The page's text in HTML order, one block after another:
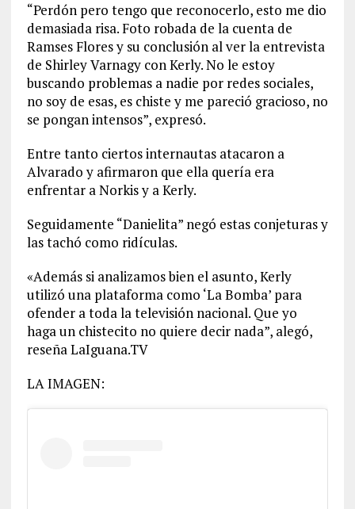
“Perdón pero tengo que reconocerlo, esto me dio
demasiada risa. Foto robada de la cuenta de
Ramses Flores y su conclusión al ver la entrevista
de Shirley Varnagy con Kerly. No le estoy
buscando problemas a nadie por redes sociales,
no soy de esas, es chiste y me pareció gracioso, no
se pongan intensos”, expresó.
Entre tanto ciertos internautas atacaron a
Alvarado y afirmaron que ella quería era
enfrentar a Norkis y a Kerly.
Seguidamente “Danielita” negó estas conjeturas y
las tachó como ridículas.
«Además si analizamos bien el asunto, Kerly
utilizó una plataforma como ‘La Bomba’ para
ofender a toda la televisión nacional. Que yo
haga un chistecito no quiere decir nada”, alegó,
reseña LaIguana.TV
LA IMAGEN: